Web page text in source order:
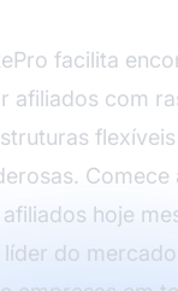
facilita
afiliados com
Comece
hoje
do